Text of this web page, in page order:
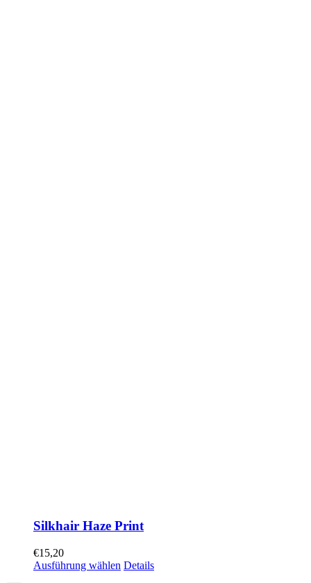
Silkhair Haze Print
€15,20
Ausführung wählen Details